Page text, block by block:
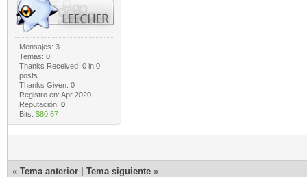
Mensajes: 3
Temas: 0
Thanks Received: 0in 0
posts
Thanks Given: 0
Registro en: Apr 2020
Reputación: 0
Bits: $80.67
« Tema anterior Tema siguiente »